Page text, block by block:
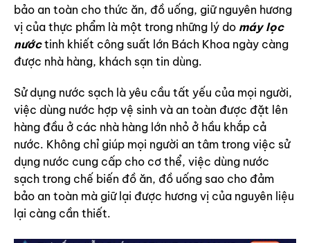
bảo an toàn cho thức ăn, đồ uống, giữ nguyên hương
vị của thực phẩm là một trong những lý do máy lọc
nướctinh khiết công suất lớn Bách Khoa ngày càng
được nhà hàng, khách sạn tin dùng.
Sử dụng nước sạch là yêu cầu tất yếu của mọi người,
việc dùng nước hợp vệ sinh và an toàn được đặt lên
hàng đầu ở các nhà hàng lớn nhỏ ở hầu khắp cả
nước. Không chỉ giúp mọi người an tâm trong việc sử
dụng nước cung cấp cho cơ thể, việc dùng nước
sạch trong chế biến đồ ăn, đồ uống sao cho đảm
bảo an toàn mà giữ lại được hương vị của nguyên liệu
lại càng cần thiết.